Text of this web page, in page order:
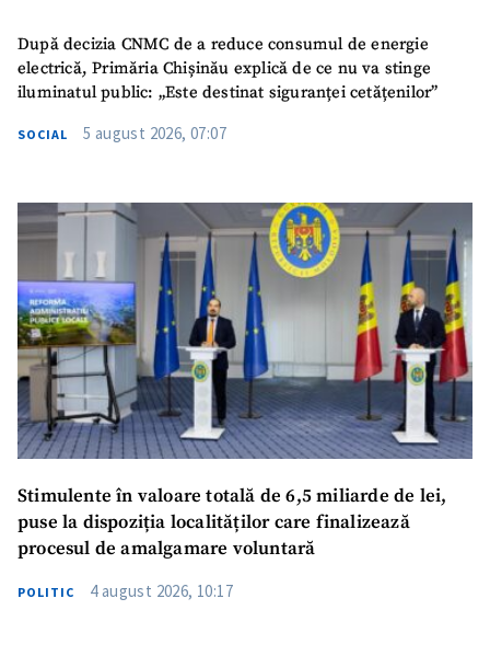
După decizia CNMC de a reduce consumul de energie
electrică, Primăria Chișinău explică de ce nu va stinge
iluminatul public: „Este destinat siguranței cetățenilor”
SOCIAL 5 august 2026, 07:07
Stimulente în valoare totală de 6,5 miliarde de lei,
puse la dispoziția localităților care finalizează
procesul de amalgamare voluntară
POLITIC 4 august 2026, 10:17